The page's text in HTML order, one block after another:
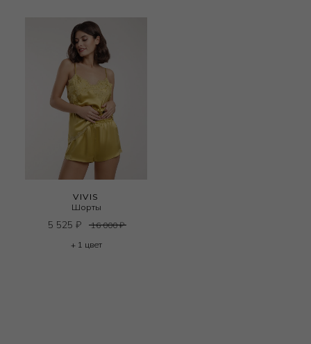
VIVIS
Шорты
5 525 ₽ 16 000₽
+ 1 цвет